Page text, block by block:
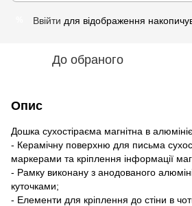
Ввійти для відображення
До обраного
Опис
Дошка сухостіраєма магнітна в
- Керамічну поверхню для письма
маркерами та кріплення інформації
- Рамку виконану з анодованого
куточками;
- Елементи для кріплення до стіни в